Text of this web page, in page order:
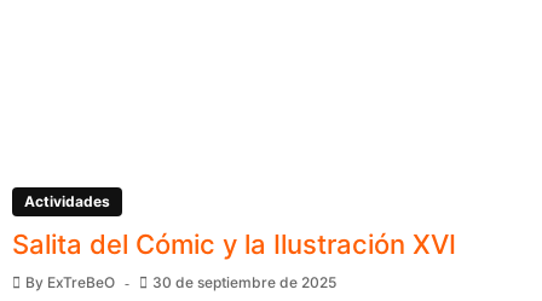
Actividades
Salita del Cómic y la Ilustración XVI
By ExTreBeO 30 de septiembre de 2025